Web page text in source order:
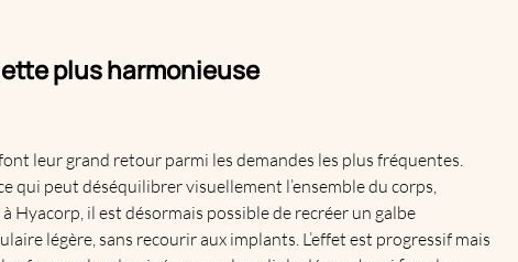
plus harmonieuse
leur grand retour parmi les demandes les plus fréquentes.
qui peut déséquilibrer visuellement l’ensemble du corps,
Hyacorp, il est désormais possible de recréer un galbe
légère, sans recourir aux implants. L’effet est progressif mais